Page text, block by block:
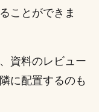
ことができま
資料のレビュー
に配置するのも